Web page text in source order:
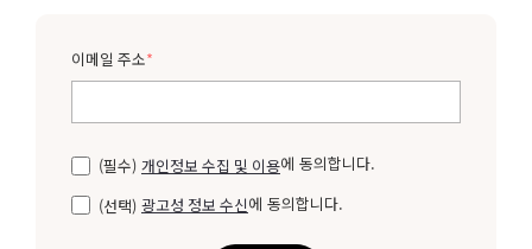
이메일 주소*
(필수) 개인정보 수집 및 이용에 동의합니다.
(선택) 광고성 정보 수신에 동의합니다.